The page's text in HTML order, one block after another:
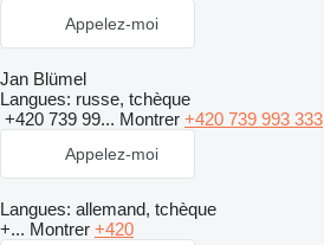
Appelez-moi
Jan Blümel
Langues: russe, tchèque
+420 739 99... Montrer +420 739 993 333
Appelez-moi
Langues: allemand, tchèque
+... Montrer +420